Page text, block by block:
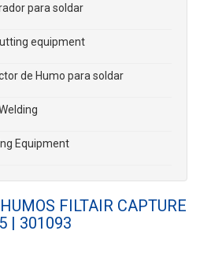
para soldar
equipment
de Humo para soldar
Equipment
FILTAIR CAPTURE
5 | 301093